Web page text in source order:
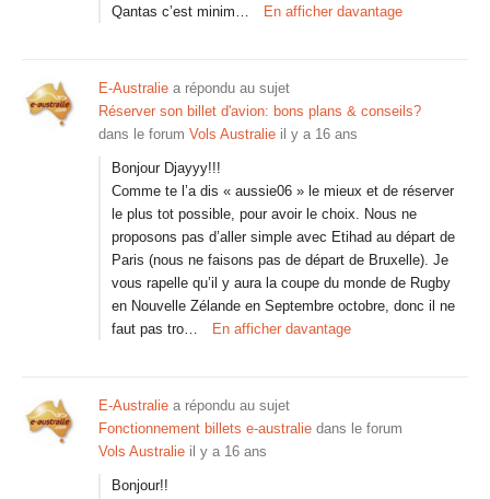
Qantas c’est minim…
En afficher davantage
E-Australie a répondu au sujet
Réserver son billet d'avion: bons plans & conseils?
dans le forum Vols Australie il y a 16 ans
Bonjour Djayyy!!!
Comme te l’a dis « aussie06 » le mieux et de réserver
le plus tot possible, pour avoir le choix. Nous ne
proposons pas d’aller simple avec Etihad au départ de
Paris (nous ne faisons pas de départ de Bruxelle). Je
vous rapelle qu’il y aura la coupe du monde de Rugby
en Nouvelle Zélande en Septembre octobre, donc il ne
faut pas tro…
En afficher davantage
E-Australie a répondu au sujet
Fonctionnement billets e-australie dans le forum
Vols Australie il y a 16 ans
Bonjour!!